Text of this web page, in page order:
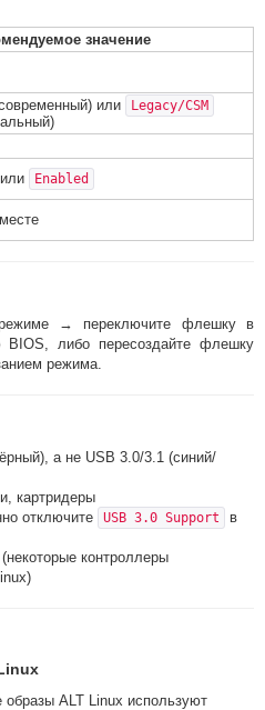
значение
или Legacy/CSM
или Enabled
→ переключите флешку в
BIOS, либо пересоздайте флешку
режима.
а не USB 3.0/3.1 (синий/
картридеры
отключите
USB 3.0 Support
в
контроллеры
ALT Linux используют